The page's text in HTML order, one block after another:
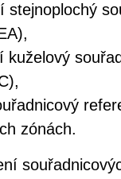
stejnoplochý
kuželový
zónách.